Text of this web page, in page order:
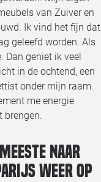
van Zuiver en
Ik vind het fijn dat
geleefd worden. Als
Dan geniet ik veel
in de ochtend, een
onder mijn raam.
me energie
brengen.
naar
weer op